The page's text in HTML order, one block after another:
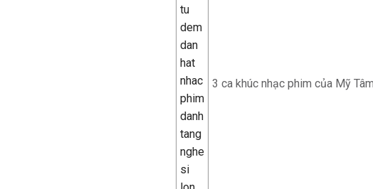
3 ca khúc nhạc phim của Mỹ